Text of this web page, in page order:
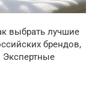
выбрать лучшие
брендов,
Экспертные